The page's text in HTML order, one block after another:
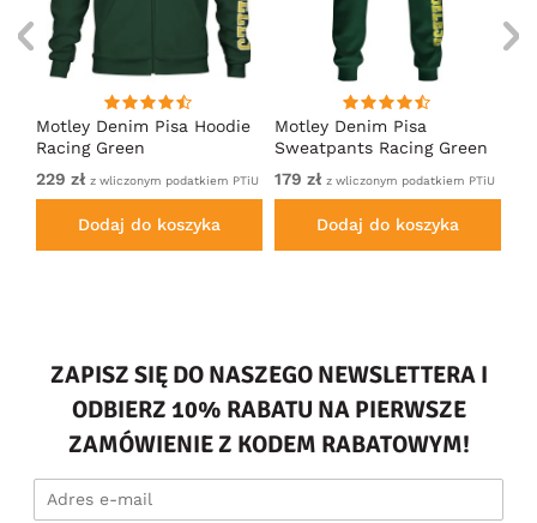
Motley Denim Pisa Hoodie
Racing Green
229 zł z wliczonym podatkiem PTiU
Dodaj do koszyka
Motley Denim Pisa
Sweatpants Racing Green
179 zł z wliczonym podatkiem PTiU
Dodaj do koszyka
ZAPISZ SIĘ DO NASZEGO NEWSLETTERA I
ODBIERZ 10% RABATU NA PIERWSZE
ZAMÓWIENIE Z KODEM RABATOWYM!